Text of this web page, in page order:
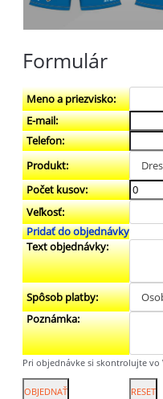
Formulár
Meno a priezvisko:
E-mail:
Telefon:
Produkt:
Počet kusov:
Veľkosť:
Pridať do objednávky
Text objednávky:
Spôsob platby:
Poznámka:
Pri objednávke si skontrolujte vo